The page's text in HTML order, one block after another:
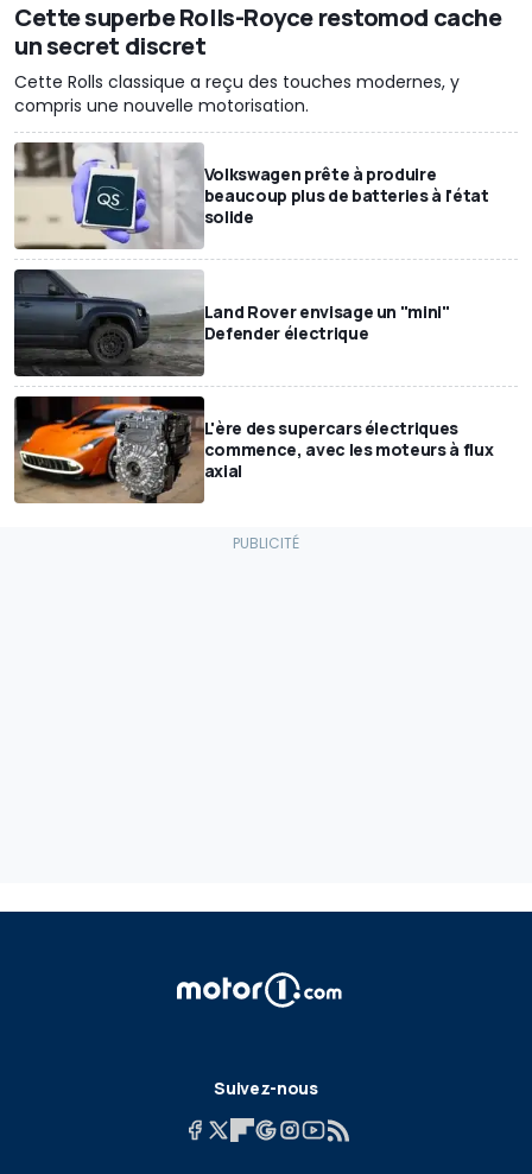
Cette superbe Rolls-Royce restomod cache
un secret discret
Cette Rolls classique a reçu des touches modernes, y
compris une nouvelle motorisation.
Volkswagen prête à produire
beaucoup plus de batteries à l'état
solide
Land Rover envisage un "mini"
Defender électrique
L'ère des supercars électriques
commence, avec les moteurs à flux
axial
Suivez-nous